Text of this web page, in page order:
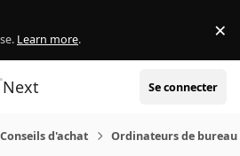
Learn more. ×
Next Se connecter
d'achat Ordinateurs de bureau